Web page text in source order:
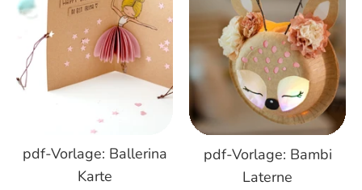
pdf-Vorlage: Ballerina
Karte
pdf-Vorlage: Bambi
Laterne